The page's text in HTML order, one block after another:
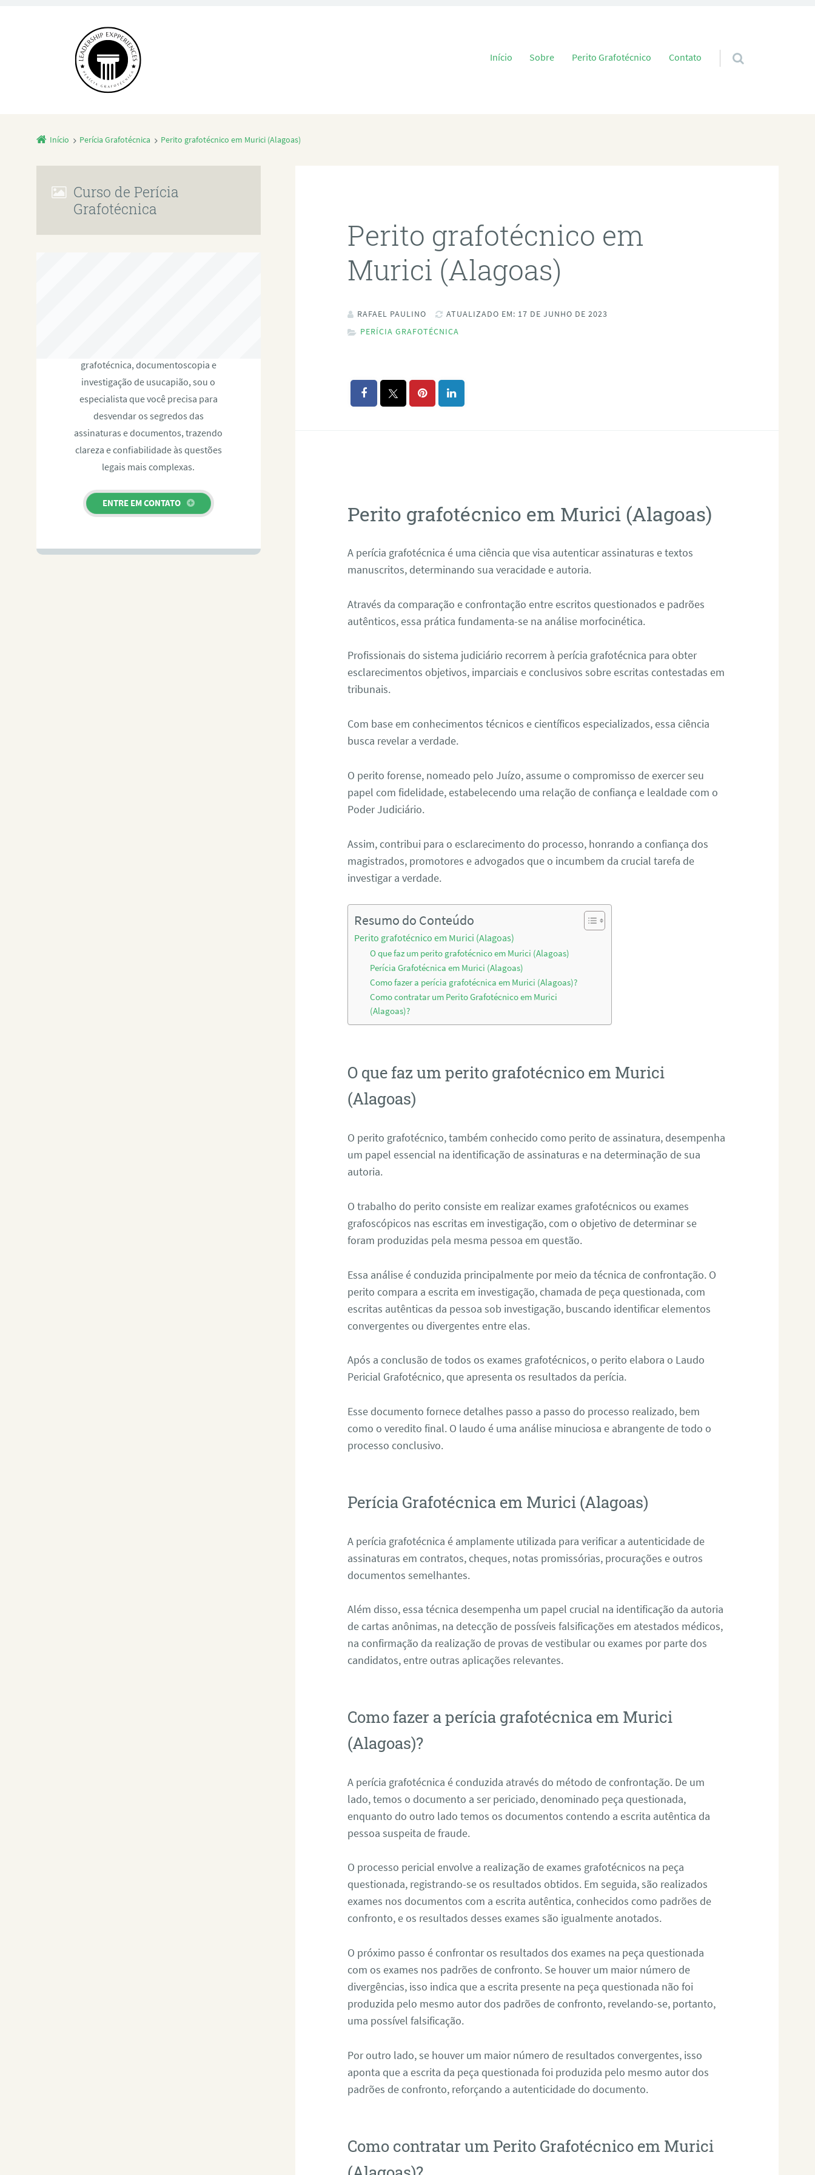
Pular para o conteúdo
Início Sobre Perito Grafotécnico Contato
Início Perícia Grafotécnica Perito grafotécnico em Murici (Alagoas)
Perito grafotécnico em
Murici (Alagoas)
RAFAEL PAULINO
ATUALIZADO EM: 17 DE JUNHO DE 2023
PERÍCIA GRAFOTÉCNICA
Perito grafotécnico em Murici (Alagoas)
A perícia grafotécnica é uma ciência que visa autenticar assinaturas e textos
manuscritos, determinando sua veracidade e autoria.
Através da comparação e confrontação entre escritos questionados e padrões
autênticos, essa prática fundamenta-se na análise morfocinética.
Profissionais do sistema judiciário recorrem à perícia grafotécnica para obter
esclarecimentos objetivos, imparciais e conclusivos sobre escritas contestadas em
tribunais.
Com base em conhecimentos técnicos e científicos especializados, essa ciência
busca revelar a verdade.
O perito forense, nomeado pelo Juízo, assume o compromisso de exercer seu
papel com fidelidade, estabelecendo uma relação de confiança e lealdade com o
Poder Judiciário.
Assim, contribui para o esclarecimento do processo, honrando a confiança dos
magistrados, promotores e advogados que o incumbem da crucial tarefa de
investigar a verdade.
Resumo do Conteúdo
Perito grafotécnico em Murici (Alagoas)
O que faz um perito grafotécnico em Murici (Alagoas)
Perícia Grafotécnica em Murici (Alagoas)
Como fazer a perícia grafotécnica em Murici (Alagoas)?
Como contratar um Perito Grafotécnico em Murici
(Alagoas)?
O que faz um perito grafotécnico em Murici
(Alagoas)
O perito grafotécnico, também conhecido como perito de assinatura, desempenha
um papel essencial na identificação de assinaturas e na determinação de sua
autoria.
O trabalho do perito consiste em realizar exames grafotécnicos ou exames
grafoscópicos nas escritas em investigação, com o objetivo de determinar se
foram produzidas pela mesma pessoa em questão.
Essa análise é conduzida principalmente por meio da técnica de confrontação. O
perito compara a escrita em investigação, chamada de peça questionada, com
escritas autênticas da pessoa sob investigação, buscando identificar elementos
convergentes ou divergentes entre elas.
Após a conclusão de todos os exames grafotécnicos, o perito elabora o Laudo
Pericial Grafotécnico, que apresenta os resultados da perícia.
Esse documento fornece detalhes passo a passo do processo realizado, bem
como o veredito final. O laudo é uma análise minuciosa e abrangente de todo o
processo conclusivo.
Perícia Grafotécnica em Murici (Alagoas)
A perícia grafotécnica é amplamente utilizada para verificar a autenticidade de
assinaturas em contratos, cheques, notas promissórias, procurações e outros
documentos semelhantes.
Além disso, essa técnica desempenha um papel crucial na identificação da autoria
de cartas anônimas, na detecção de possíveis falsificações em atestados médicos,
na confirmação da realização de provas de vestibular ou exames por parte dos
candidatos, entre outras aplicações relevantes.
Como fazer a perícia grafotécnica em Murici
(Alagoas)?
A perícia grafotécnica é conduzida através do método de confrontação. De um
lado, temos o documento a ser periciado, denominado peça questionada,
enquanto do outro lado temos os documentos contendo a escrita autêntica da
pessoa suspeita de fraude.
O processo pericial envolve a realização de exames grafotécnicos na peça
questionada, registrando-se os resultados obtidos. Em seguida, são realizados
exames nos documentos com a escrita autêntica, conhecidos como padrões de
confronto, e os resultados desses exames são igualmente anotados.
O próximo passo é confrontar os resultados dos exames na peça questionada
com os exames nos padrões de confronto. Se houver um maior número de
divergências, isso indica que a escrita presente na peça questionada não foi
produzida pelo mesmo autor dos padrões de confronto, revelando-se, portanto,
uma possível falsificação.
Por outro lado, se houver um maior número de resultados convergentes, isso
aponta que a escrita da peça questionada foi produzida pelo mesmo autor dos
padrões de confronto, reforçando a autenticidade do documento.
Como contratar um Perito Grafotécnico em Murici
Curso de Perícia
Grafotécnica
grafotécnica, documentoscopia e
investigação de usucapião, sou o
especialista que você precisa para
desvendar os segredos das
assinaturas e documentos, trazendo
clareza e confiabilidade às questões
legais mais complexas.
ENTRE EM CONTATO